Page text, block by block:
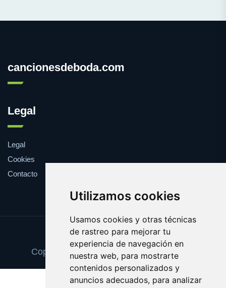
Utilizamos cookies
Usamos cookies y otras técnicas
de rastreo para mejorar tu
experiencia de navegación en
nuestra web, para mostrarte
contenidos personalizados y
anuncios adecuados, para analizar
cancionesdeboda.com
Legal
Legal
Cookies
Contacto
Update cookies preferences
Copyright © 2025 cancionesdeboda.com